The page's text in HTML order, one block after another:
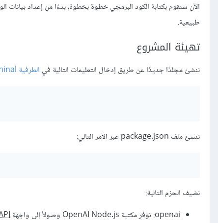
الآن سنقوم بكتابة الكود البرمجي خطوة بخطوة، بدءًا من إعداد بيانات
طبيعية.
تهيئة المشروع
ننشئ مجلدًا جديدًا عن طريق إدخال التعليمات التالية في الطرفية terminal
ننشئ ملف package.json عبر الأمر التالي:
نضيف الحزم التالية:
openai: توفر مكتبة OpenAI Node.js وصولاً إلى واجهة OpenAI